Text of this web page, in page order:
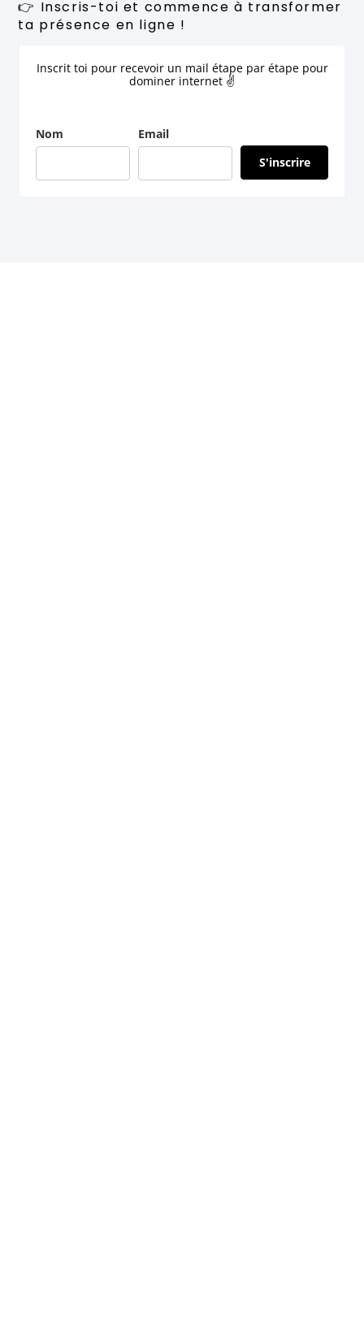
👉 Inscris-toi et commence à transformer
ta présence en ligne !
Inscrit toi pour recevoir un mail étape par étape pour
dominer internet ✌
Nom
Email
S'inscrire